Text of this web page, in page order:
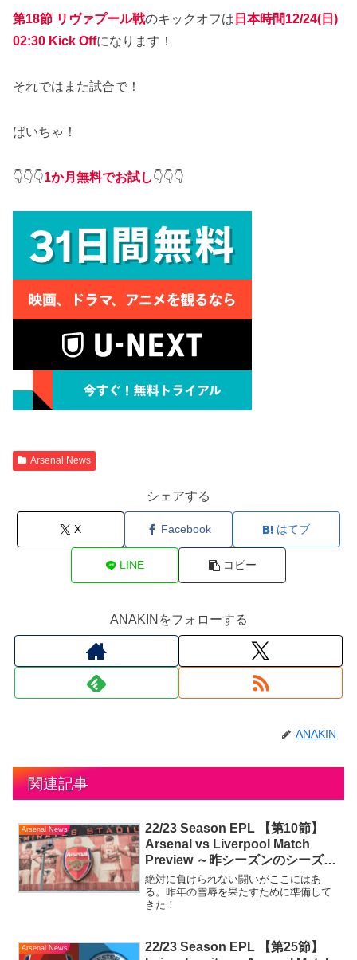
第18節 リヴァプール戦のキックオフは 日本時間12/24(日)
02:30 Kick Offになります！
それではまた試合で！
ばいちゃ！
👇👇👇1か月無料でお試し👇👇👇
Arsenal News
シェアする
X Facebook はてブ
LINE コピー
ANAKINをフォローする
ANAKIN
関連記事
Arsenal News
22/23 Season EPL 【第10節】
Arsenal vs Liverpool Match
Preview ～昨シーズンのシーズン
ダブルの屈辱を晴らす闘いを ～
絶対に負けられない闘いがここにはあ
る。昨年の雪辱を果たすために準備して
きた！
Arsenal News
22/23 Season EPL 【第25節】